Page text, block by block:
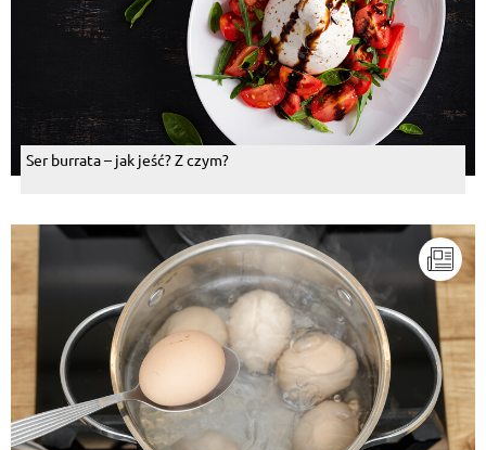
Ser burrata – jak jeść? Z czym?